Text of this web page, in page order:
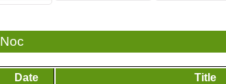
Noc
Date Title